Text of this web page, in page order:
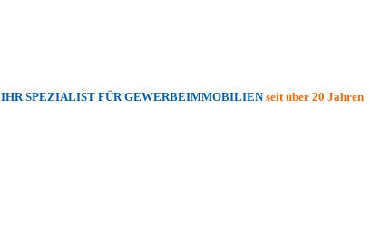
IHR SPEZIALIST FÜR GEWERBEIMMOBILIENseit über 20 Jahren